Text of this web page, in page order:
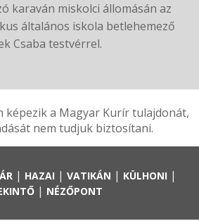
karaván miskolci állomásán az
általános iskola betlehemező
Csaba testvérrel.
képezik a Magyar Kurír tulajdonát,
nem tudjuk biztosítani.
| HAZAI | VATIKÁN | KÜLHONI |
| NÉZŐPONT